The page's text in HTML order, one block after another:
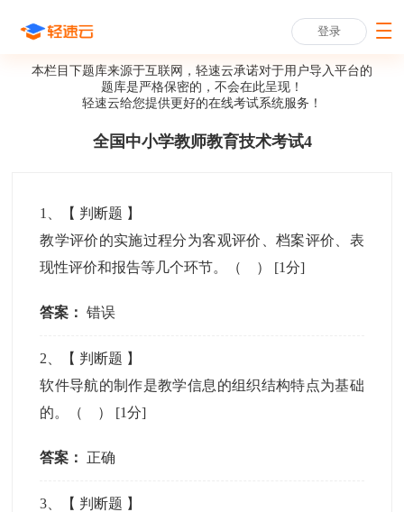
登录
本栏目下题库来源于互联网，轻速云承诺对于用户导入平台的
题库是严格保密的，不会在此呈现！
轻速云给您提供更好的在线考试系统服务！
全国中小学教师教育技术考试4
1 、【 判断题 】
教学评价的实施过程分为客观评价、档案评价、表
现性评价和报告等几个环节。（ ） [1分]
答案： 错误
2 、【 判断题 】
软件导航的制作是教学信息的组织结构特点为基础
的。（ ） [1分]
答案： 正确
3 、【 判断题 】